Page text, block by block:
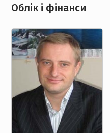
Облік i фінанси